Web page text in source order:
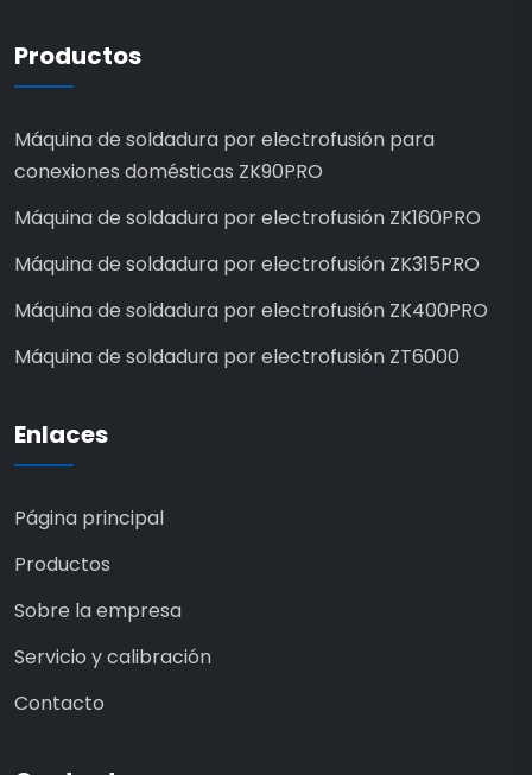
Productos
Máquina de soldadura por electrofusión para
conexiones domésticas ZK90PRO
Máquina de soldadura por electrofusión ZK160PRO
Máquina de soldadura por electrofusión ZK315PRO
Máquina de soldadura por electrofusión ZK400PRO
Máquina de soldadura por electrofusión ZT6000
Enlaces
Página principal
Productos
Sobre la empresa
Servicio y calibración
Contacto